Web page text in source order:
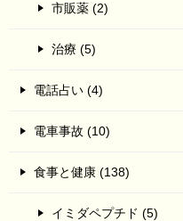
市販薬 (2)
治療 (5)
電話占い (4)
電車事故 (10)
食事と健康 (138)
イミダペプチド (5)